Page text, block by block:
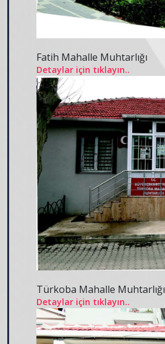
Fatih Mahalle Muhtarlığı
Detaylar için tıklayın..
Türkoba Mahalle Muhtarlığı
Detaylar için tıklayın..